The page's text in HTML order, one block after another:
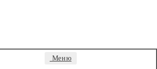
Меню